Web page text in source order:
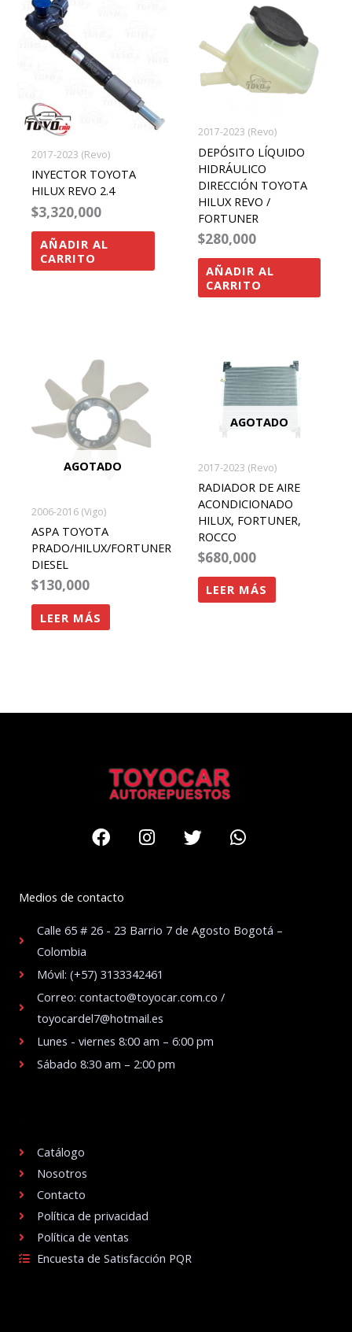
2017-2023 (Revo)
INYECTOR TOYOTA
HILUX REVO 2.4
$3,320,000
AÑADIR AL
CARRITO
2017-2023 (Revo)
DEPÓSITO LÍQUIDO
HIDRÁULICO
DIRECCIÓN TOYOTA
HILUX REVO /
FORTUNER
$280,000
AÑADIR AL
CARRITO
AGOTADO
2006-2016 (Vigo)
ASPA TOYOTA
PRADO/HILUX/FORTUNER
DIESEL
$130,000
LEER MÁS
AGOTADO
2017-2023 (Revo)
RADIADOR DE AIRE
ACONDICIONADO
HILUX, FORTUNER,
ROCCO
$680,000
LEER MÁS
FacebookInstagram
TwitterWhatsapp
Medios de contacto
Calle 65 # 26 - 23 Barrio 7 de Agosto Bogotá –
Colombia
Móvil: (+57) 3133342461
Correo: contacto@toyocar.com.co /
toyocardel7@hotmail.es
Lunes - viernes 8:00 am – 6:00 pm
Sábado 8:30 am – 2:00 pm
Catálogo
Nosotros
Contacto
Política de privacidad
Política de ventas
Encuesta de Satisfacción PQR